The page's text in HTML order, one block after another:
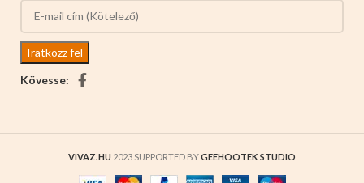
Kövesse:
VIVAZ.HU 2023 SUPPORTED BYGEEHOOTEK STUDIO